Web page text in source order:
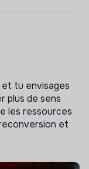
tu envisages
plus de sens
les ressources
et